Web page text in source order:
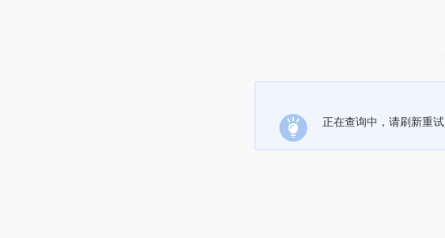
正在查询中，请刷新重试